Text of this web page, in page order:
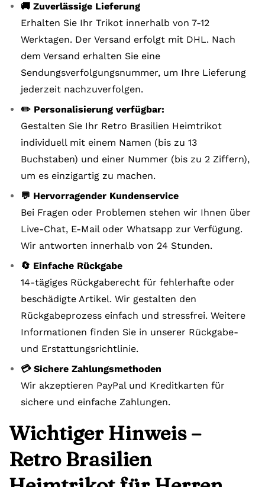
🚚 Zuverlässige Lieferung
Erhalten Sie Ihr Trikot innerhalb von 7-12
Werktagen. Der Versand erfolgt mit DHL. Nach
dem Versand erhalten Sie eine
Sendungsverfolgungsnummer, um Ihre Lieferung
jederzeit nachzuverfolgen.
✏️ Personalisierung verfügbar:
Gestalten Sie Ihr Retro Brasilien Heimtrikot
individuell mit einem Namen (bis zu 13
Buchstaben) und einer Nummer (bis zu 2 Ziffern),
um es einzigartig zu machen.
💬 Hervorragender Kundenservice
Bei Fragen oder Problemen stehen wir Ihnen über
Live-Chat, E-Mail oder Whatsapp zur Verfügung.
Wir antworten innerhalb von 24 Stunden.
🔄 Einfache Rückgabe
14-tägiges Rückgaberecht für fehlerhafte oder
beschädigte Artikel. Wir gestalten den
Rückgabeprozess einfach und stressfrei. Weitere
Informationen finden Sie in unserer Rückgabe-
und Erstattungsrichtlinie.
💳 Sichere Zahlungsmethoden
Wir akzeptieren PayPal und Kreditkarten für
sichere und einfache Zahlungen.
Wichtiger Hinweis –
Retro Brasilien